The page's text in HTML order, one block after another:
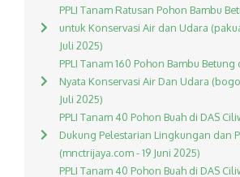
PPLI Tanam Ratusan Pohon Bambu
untuk Konservasi Air dan Udara
Juli 2025)
PPLI Tanam 160 Pohon Bambu
Nyata Konservasi Air Dan Udara
Juli 2025)
PPLI Tanam 40 Pohon Buah di DAS
Dukung Pelestarian Lingkungan dan
(mnctrijaya.com - 19 Juni 2025)
PPLI Tanam 40 Pohon Buah di DAS